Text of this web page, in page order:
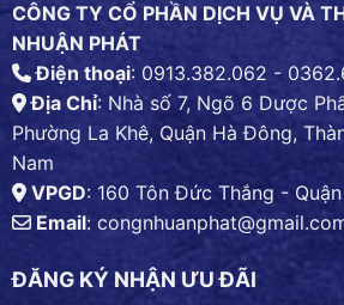
CÔNG TY CỔ PHẦN DỊCH VỤ VÀ
NHUẬN PHÁT
Điện thoại: 0913.382.062 -
Địa Chỉ: Nhà số 7, Ngõ 6 Dược
Phường La Khê, Quận Hà Đông,
Nam
VPGD: 160 Tôn Đức Thắng -
Email:
ĐĂNG KÝ NHẬN ƯU ĐÃI